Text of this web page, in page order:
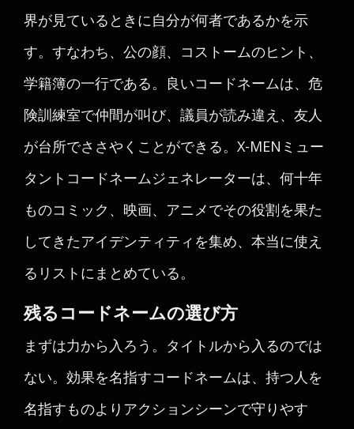
界が見ているときに自分が何者であるかを示
す。すなわち、公の顔、コストームのヒント、
学籍簿の一行である。良いコードネームは、危
険訓練室で仲間が叫び、議員が読み違え、友人
が台所でささやくことができる。X-MENミュー
タントコードネームジェネレーターは、何十年
ものコミック、映画、アニメでその役割を果た
してきたアイデンティティを集め、本当に使え
るリストにまとめている。
残るコードネームの選び方
まずは力から入ろう。タイトルから入るのでは
ない。効果を名指すコードネームは、持つ人を
名指すものよりアクションシーンで守りやす